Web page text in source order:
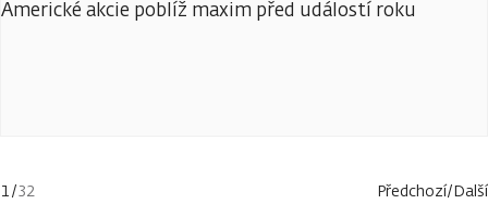
Americké akcie poblíž maxim před událostí roku
1/32 Předchozí/Další